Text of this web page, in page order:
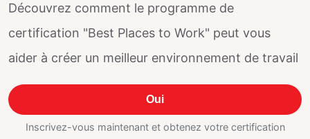
Découvrez comment le programme de
certification "Best Places to Work" peut vous
aider à créer un meilleur environnement de travail
Oui
Inscrivez-vous maintenant et obtenez votre certification